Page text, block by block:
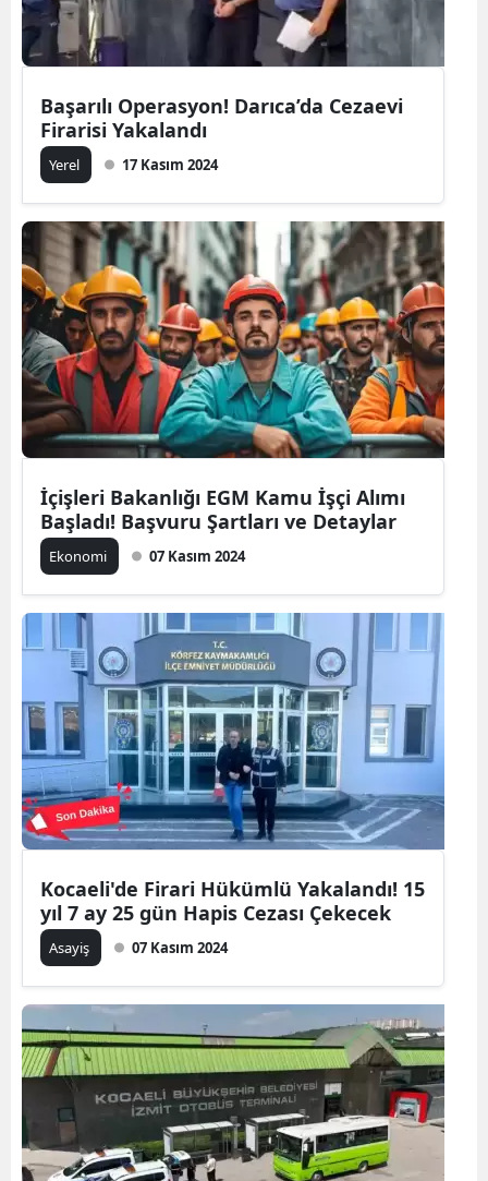
Başarılı Operasyon! Darıca’da Cezaevi
Firarisi Yakalandı
Yerel 17 Kasım 2024
İçişleri Bakanlığı EGM Kamu İşçi Alımı
Başladı! Başvuru Şartları ve Detaylar
Ekonomi 07 Kasım 2024
Kocaeli'de Firari Hükümlü Yakalandı! 15
yıl 7 ay 25 gün Hapis Cezası Çekecek
Asayiş 07 Kasım 2024